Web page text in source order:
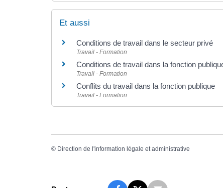
Et aussi
Conditions de travail dans le secteur privé
Travail - Formation
Conditions de travail dans la fonction
Travail - Formation
Conflits du travail dans la fonction publique
Travail - Formation
© Direction de l'information légale et administrative